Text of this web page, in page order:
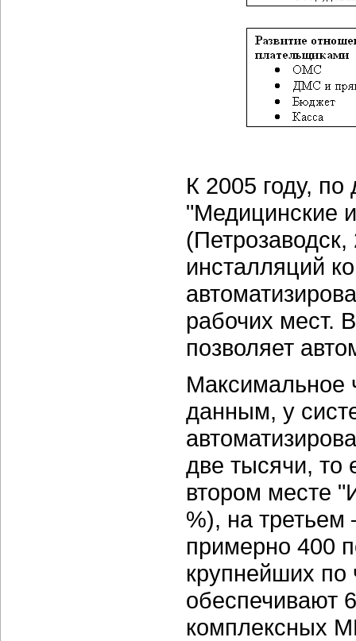
К 2005 году,
"Медицинские
инсталляций
рабочих мест.
позволяет
Максимальное
данным, у
две тысячи, то
втором месте
%), на
примерно 400
крупнейших по
обеспечивают
комплексных